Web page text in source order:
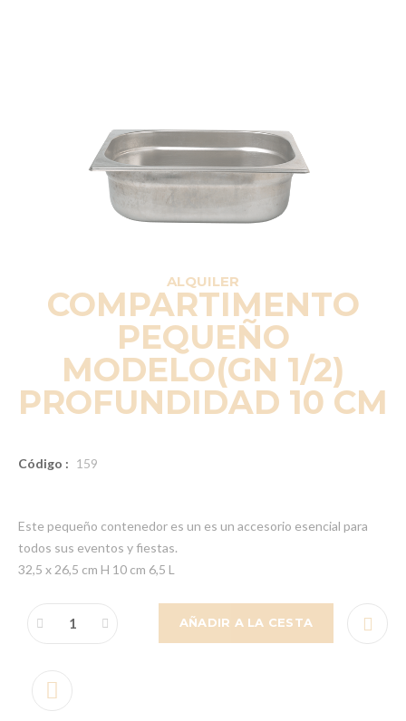
ALQUILER
COMPARTIMENTO
PEQUEÑO
MODELO(GN 1/2)
PROFUNDIDAD 10 CM
Código : 159
Este pequeño contenedor es un es un accesorio esencial para
todos sus eventos y fiestas.
32,5 x 26,5 cm H 10 cm 6,5 L
AÑADIR A LA CESTA